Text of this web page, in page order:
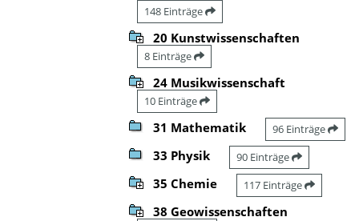
148 Einträge
20 Kunstwissenschaften
8 Einträge
24 Musikwissenschaft
10 Einträge
31 Mathematik 96 Einträge
33 Physik 90 Einträge
35 Chemie 117 Einträge
38 Geowissenschaften